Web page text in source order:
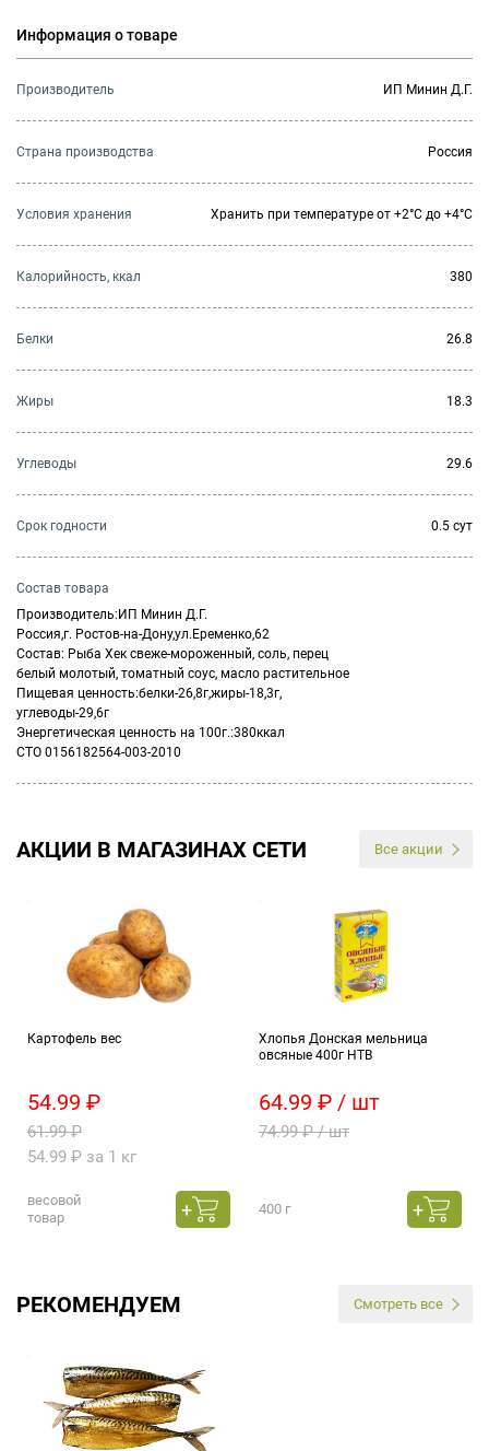
Информация о товаре
Производитель ИП Минин Д.Г.
Страна производства Россия
Условия хранения Хранить при температуре от +2°С до +4°С
Калорийность, ккал 380
Белки 26.8
Жиры 18.3
Углеводы 29.6
Cрок годности 0.5 сут
Состав товара
Производитель:ИП Минин Д.Г.
Россия,г. Ростов-на-Дону,ул.Еременко,62
Состав: Рыба Хек свеже-мороженный, соль, перец
белый молотый, томатный соус, масло растительное
Пищевая ценность:белки-26,8г,жиры-18,3г,
углеводы-29,6г
Энергетическая ценность на 100г.:380ккал
СТО 0156182564-003-2010
АКЦИИ В МАГАЗИНАХ СЕТИ Все акции
Картофель вес
54.99 ₽
61.99 ₽
54.99 ₽ за 1 кг
весовой
товар
Хлопья Донская мельница
овсяные 400г НТВ
64.99 ₽ / шт
74.99 ₽ / шт
400 г
РЕКОМЕНДУЕМ Смотреть все